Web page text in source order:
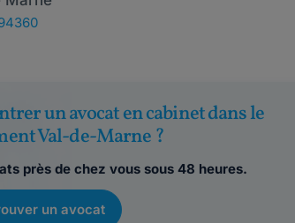
un avocat en cabinet dans le
Val-de-Marne ?
près de chez vous sous 48 heures.
un avocat